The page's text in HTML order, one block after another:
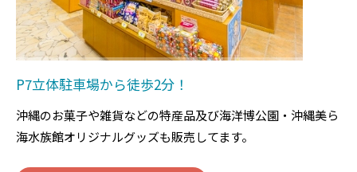
P7立体駐車場から徒歩2分！
沖縄のお菓子や雑貨などの特産品及び海洋博公園・沖縄美ら
海水族館オリジナルグッズも販売してます。